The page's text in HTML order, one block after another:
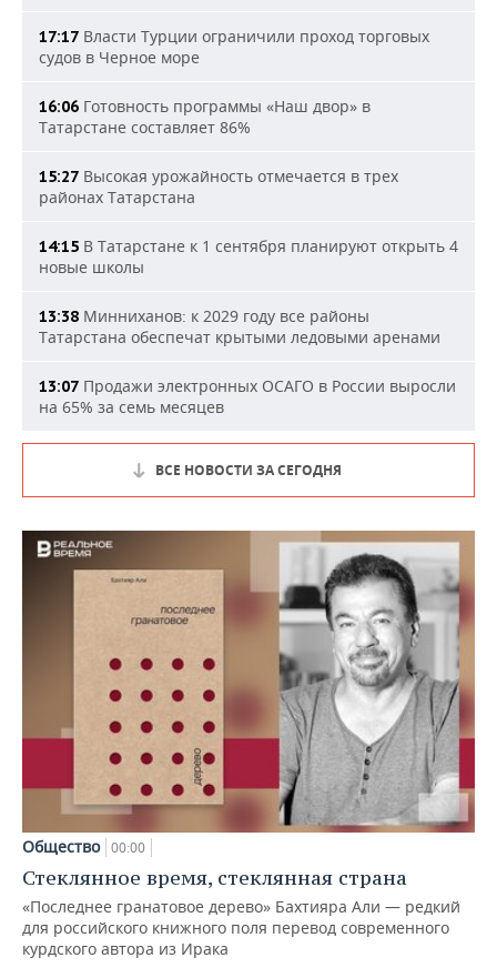
17:17 Власти Турции ограничили проход торговых
судов в Черное море
16:06 Готовность программы «Наш двор» в
Татарстане составляет 86%
15:27 Высокая урожайность отмечается в трех
районах Татарстана
14:15 В Татарстане к 1 сентября планируют открыть 4
новые школы
13:38 Минниханов: к 2029 году все районы
Татарстана обеспечат крытыми ледовыми аренами
13:07 Продажи электронных ОСАГО в России выросли
на 65% за семь месяцев
ВСЕ НОВОСТИ ЗА СЕГОДНЯ
Общество 00:00
Стеклянное время, стеклянная страна
«Последнее гранатовое дерево» Бахтияра Али — редкий
для российского книжного поля перевод современного
курдского автора из Ирака